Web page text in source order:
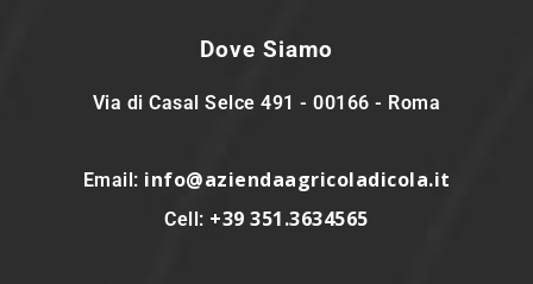
Dove Siamo
Via di Casal Selce 491 - 00166 - Roma
Email: info@aziendaagricoladicola.it
Cell: +39 351.3634565